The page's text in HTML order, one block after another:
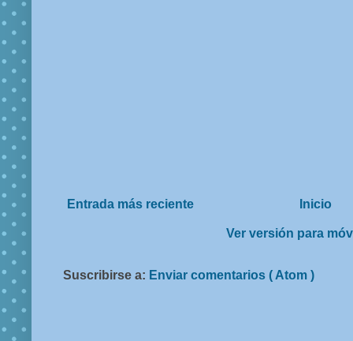
Entrada más reciente Inicio
Ver versión para
Suscribirse a: Enviar comentarios ( Atom )